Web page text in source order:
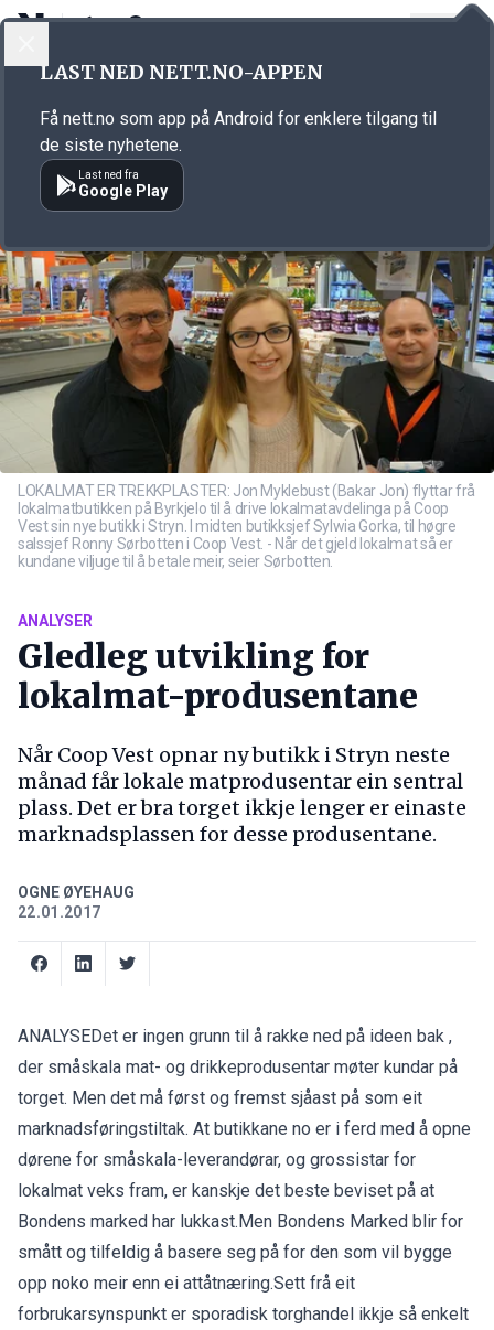
Annonsørinnhold
LOKALMAT ER TREKKPLASTER: Jon Myklebust (Bakar Jon) flyttar frå
lokalmatbutikken på Byrkjelo til å drive lokalmatavdelinga på Coop
Vest sin nye butikk i Stryn. I midten butikksjef Sylwia Gorka, til høgre
salssjef Ronny Sørbotten i Coop Vest. - Når det gjeld lokalmat så er
kundane viljuge til å betale meir, seier Sørbotten.
ANALYSER
Gledleg utvikling for
lokalmat-produsentane
Når Coop Vest opnar ny butikk i Stryn neste
månad får lokale matprodusentar ein sentral
plass. Det er bra torget ikkje lenger er einaste
marknadsplassen for desse produsentane.
OGNE ØYEHAUG
22.01.2017
ANALYSEDet er ingen grunn til å rakke ned på ideen bak ,
der småskala mat- og drikkeprodusentar møter kundar på
torget. Men det må først og fremst sjåast på som eit
marknadsføringstiltak. At butikkane no er i ferd med å opne
dørene for småskala-leverandørar, og grossistar for
lokalmat veks fram, er kanskje det beste beviset på at
Bondens marked har lukkast.Men Bondens Marked blir for
smått og tilfeldig å basere seg på for den som vil bygge
opp noko meir enn ei attåtnæring.Sett frå eit
forbrukarsynspunkt er sporadisk torghandel ikkje så enkelt
LAST NED NETT.NO-APPEN
Få nett.no som app på Android for enklere tilgang til
de siste nyhetene.
Last ned fra
Google Play